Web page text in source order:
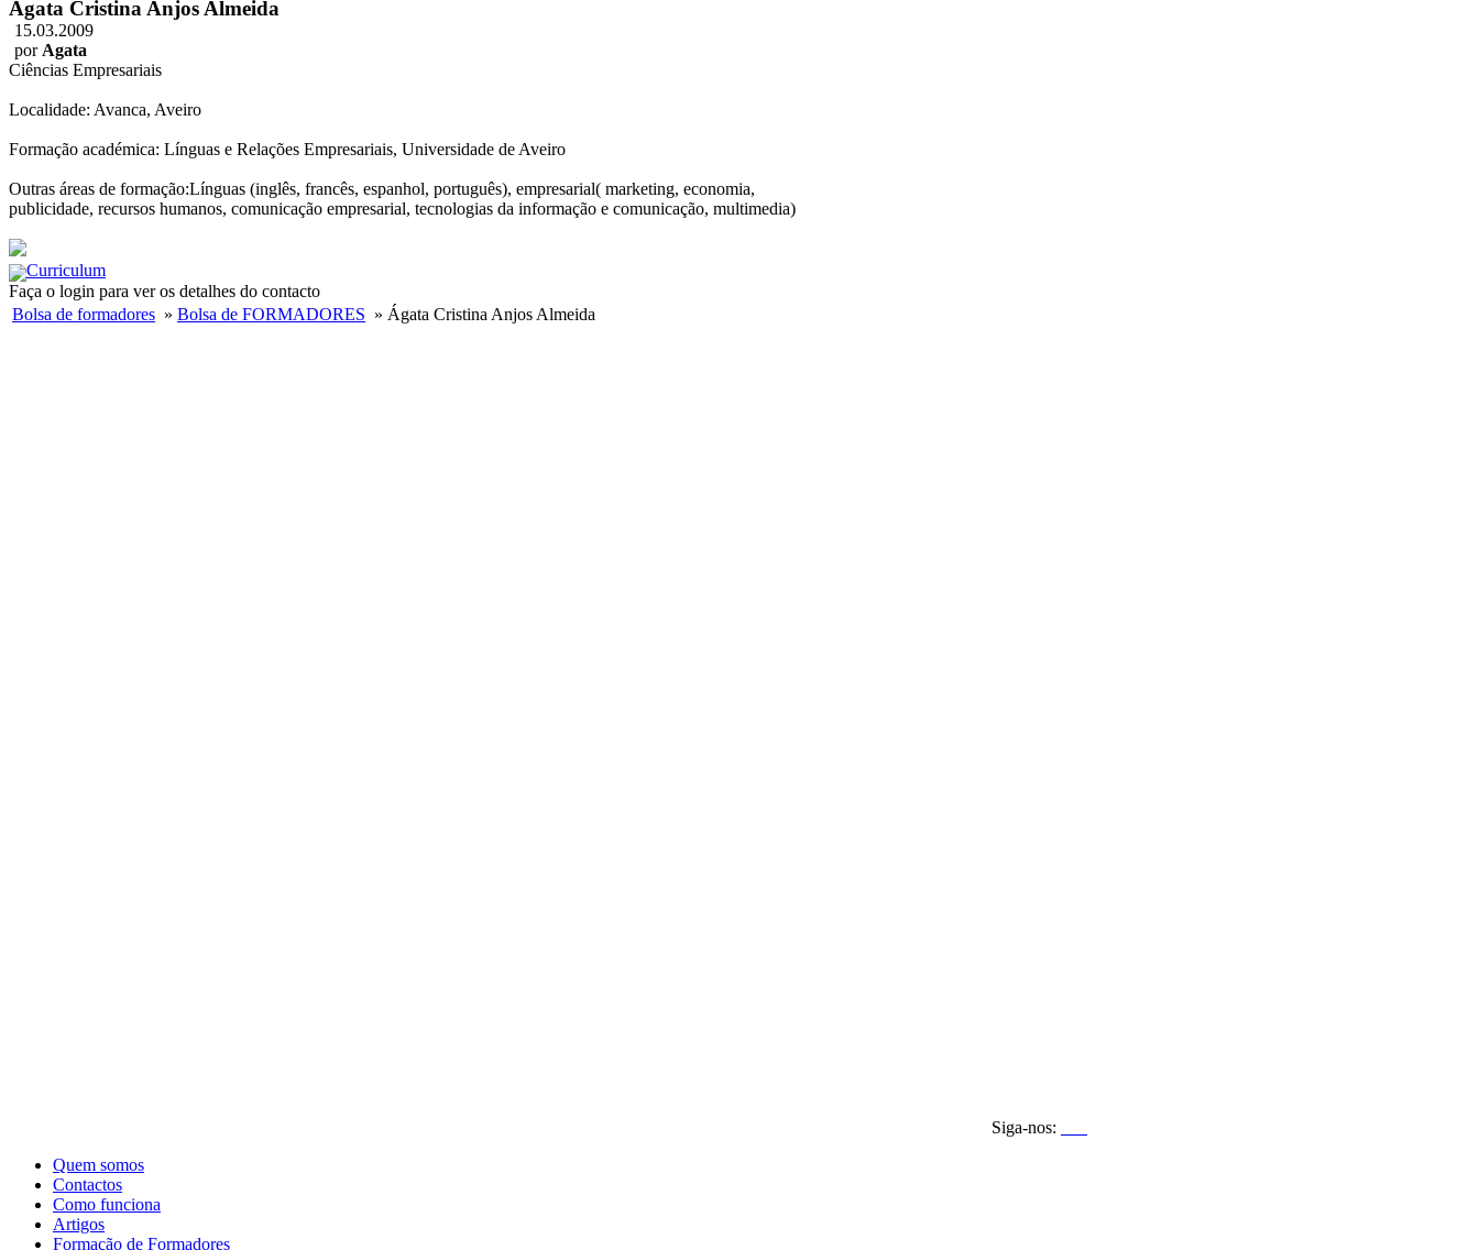
Ágata Cristina Anjos Almeida
15.03.2009
porAgata
Ciências Empresariais
Localidade: Avanca, Aveiro
Formação académica: Línguas e Relações Empresariais, Universidade de Aveiro
Outras áreas de formação:Línguas (inglês, francês, espanhol, português), empresarial( marketing, economia,
publicidade, recursos humanos, comunicação empresarial, tecnologias da informação e comunicação, multimedia)
Curriculum
Faça o login para ver os detalhes do contacto
Bolsa de formadores » Bolsa de FORMADORES » Ágata Cristina Anjos Almeida
Siga-nos:
Quem somos
Contactos
Como funciona
Artigos
Formação de Formadores